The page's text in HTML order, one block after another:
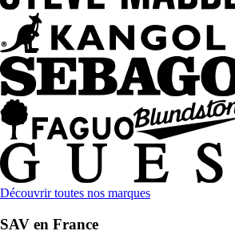
Découvrir toutes nos marques
SAV en France